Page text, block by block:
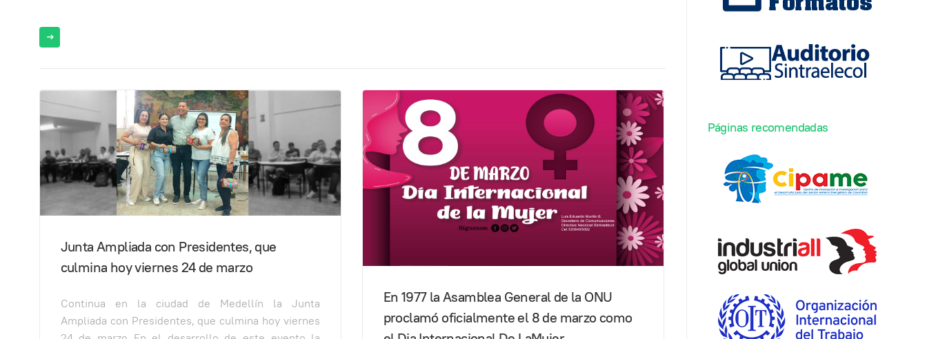
Junta Ampliada con Presidentes, que
culmina hoy viernes 24 de marzo
Continua en la ciudad de Medellín la Junta
Ampliada con Presidentes, que culmina hoy viernes
En 1977 la Asamblea General de la ONU
proclamó oficialmente el 8 de marzo como
Páginas recomendadas